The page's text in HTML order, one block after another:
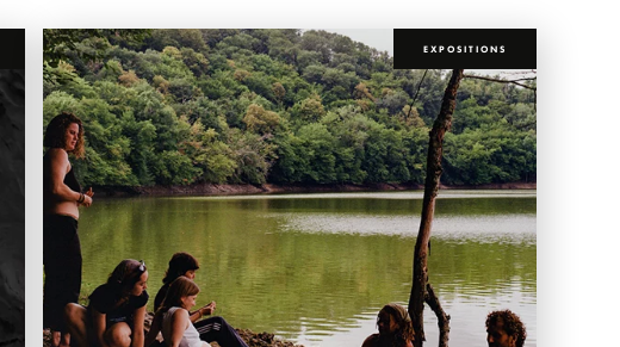
EXPOSITIONS